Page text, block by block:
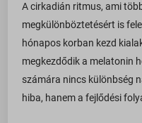
A cirkadián ritmus, ami
megkülönböztetésért is
hónapos korban kezd
megkezdődik a melatonin
számára nincs különbség
hiba, hanem a fejlődési